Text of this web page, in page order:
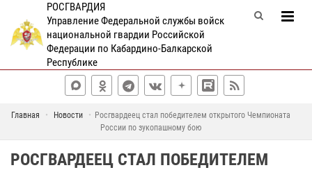
РОСГВАРДИЯ
Управление Федеральной службы войск
национальной гвардии Российской
Федерации по Кабардино-Балкарской
Республике
Главная Новости
Росгвардеец стал победителем открытого Чемпионата
России по зукопашному бою
РОСГВАРДЕЕЦ СТАЛ ПОБЕДИТЕЛЕМ